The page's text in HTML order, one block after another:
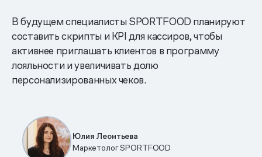
В будущем специалисты SPORTFOOD планируют
составить скрипты и KPI для кассиров, чтобы
активнее приглашать клиентов в программу
лояльности и увеличивать долю
персонализированных чеков.
Юлия Леонтьева
Маркетолог SPORTFOOD